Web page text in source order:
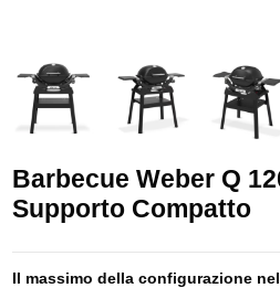
Barbecue Weber Q
Supporto Compatto
Il massimo della configurazione